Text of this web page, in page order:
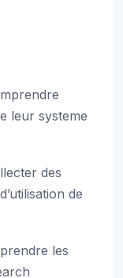
leur systeme
des
de
les